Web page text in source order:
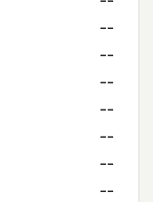
--
--
--
--
--
--
--